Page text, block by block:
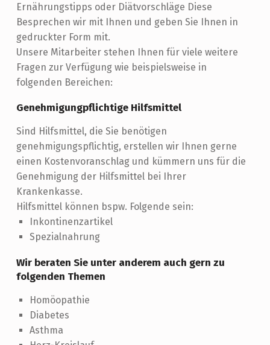
Ernährungstipps oder Diätvorschläge Diese
Besprechen wir mit Ihnen und geben Sie Ihnen in
gedruckter Form mit.
Unsere Mitarbeiter stehen Ihnen für viele weitere
Fragen zur Verfügung wie beispielsweise in
folgenden Bereichen:
Genehmigungpflichtige Hilfsmittel
Sind Hilfsmittel, die Sie benötigen
genehmigungspflichtig, erstellen wir Ihnen gerne
einen Kostenvoranschlag und kümmern uns für die
Genehmigung der Hilfsmittel bei Ihrer
Krankenkasse.
Hilfsmittel können bspw. Folgende sein:
Inkontinenzartikel
Spezialnahrung
Wir beraten Sie unter anderem auch gern zu
folgenden Themen
Homöopathie
Diabetes
Asthma